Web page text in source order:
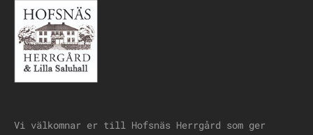
Vi välkomnar er till Hofsnäs Herrgård som ger